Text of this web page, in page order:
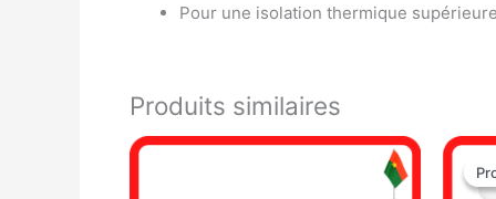
Pour une isolation thermique supérieure
Produits similaires